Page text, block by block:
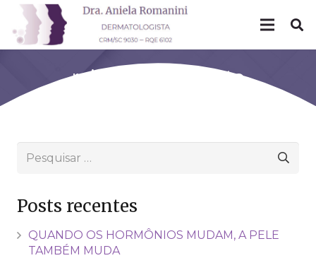
rejuvenescimento
Pesquisar
Posts recentes
QUANDO OS HORMÔNIOS MUDAM, A PELE
TAMBÉM MUDA